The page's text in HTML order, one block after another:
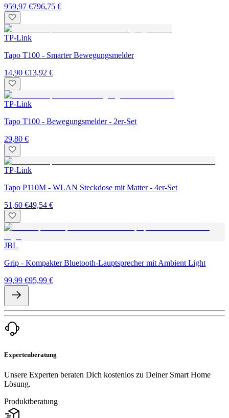
959,97 €796,75 €
TP-Link
Tapo T100 - Smarter Bewegungsmelder
14,90 €13,92 €
TP-Link
Tapo T100 - Bewegungsmelder - 2er-Set
29,80 €
TP-Link
Tapo P110M - WLAN Steckdose mit Matter - 4er-Set
51,60 €49,54 €
JBL
Grip - Kompakter Bluetooth-Lauptsprecher mit Ambient Light
99,99 €95,99 €
Expertenberatung
Unsere Experten beraten Dich kostenlos zu Deiner Smart Home
Lösung.
Produktberatung